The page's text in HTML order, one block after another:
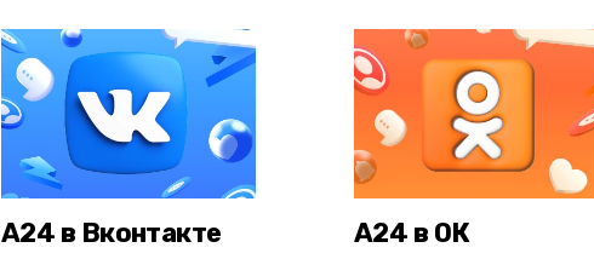
А24 в Вконтакте А24 в ОК